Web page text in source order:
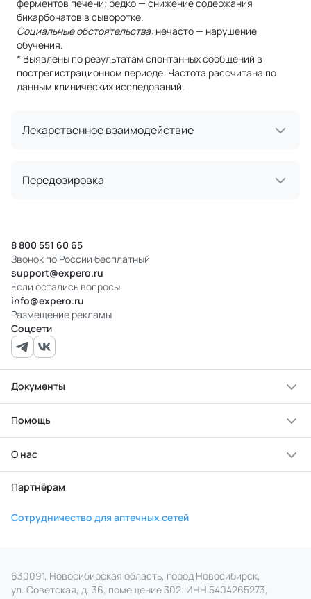
ферментов печени; редко — снижение содержания
бикарбонатов в сыворотке.
Социальные обстоятельства:нечасто — нарушение
обучения.
* Выявлены по результатам спонтанных сообщений в
пострегистрационном периоде. Частота рассчитана по
данным клинических исследований.
Лекарственное взаимодействие
Передозировка
8 800 551 60 65
Звонок по России бесплатный
support@expero.ru
Если остались вопросы
info@expero.ru
Размещение рекламы
Соцсети
Документы
Помощь
О нас
Партнёрам
Сотрудничество для аптечных сетей
630091, Новосибирская область, город Новосибирск,
ул. Советская, д. 36, помещение 302. ИНН 5404265273,